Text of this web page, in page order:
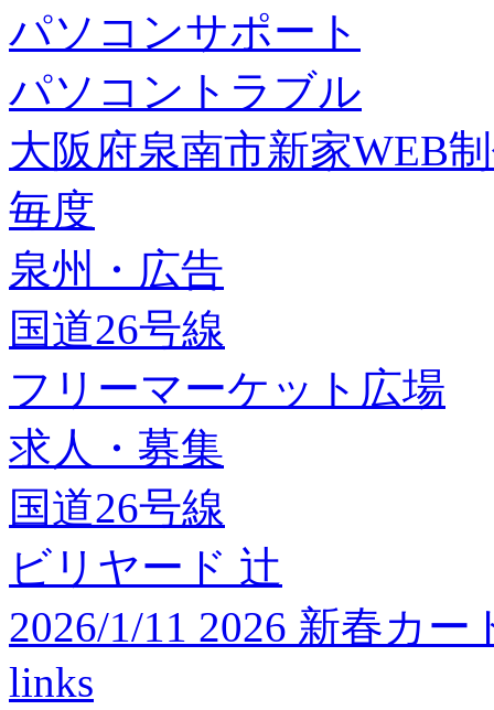
パソコンサポート
パソコントラブル
大阪府泉南市新家WEB
毎度
泉州・広告
国道26号線
フリーマーケット広場
求人・募集
国道26号線
ビリヤード 辻
2026/1/11 2026 新春カ
links